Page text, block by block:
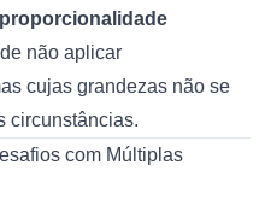
não aplicar
cujas grandezas não se
circunstâncias.
com Múltiplas